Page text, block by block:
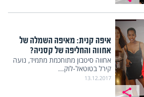
איפה קנית: מאיפה השמלה של
אחווה והחליפה של קסניה?
אחווה סיטבון מתוחכמת מתמיד, נועה
קירל בטוטאל-לוק...
13.12.2017